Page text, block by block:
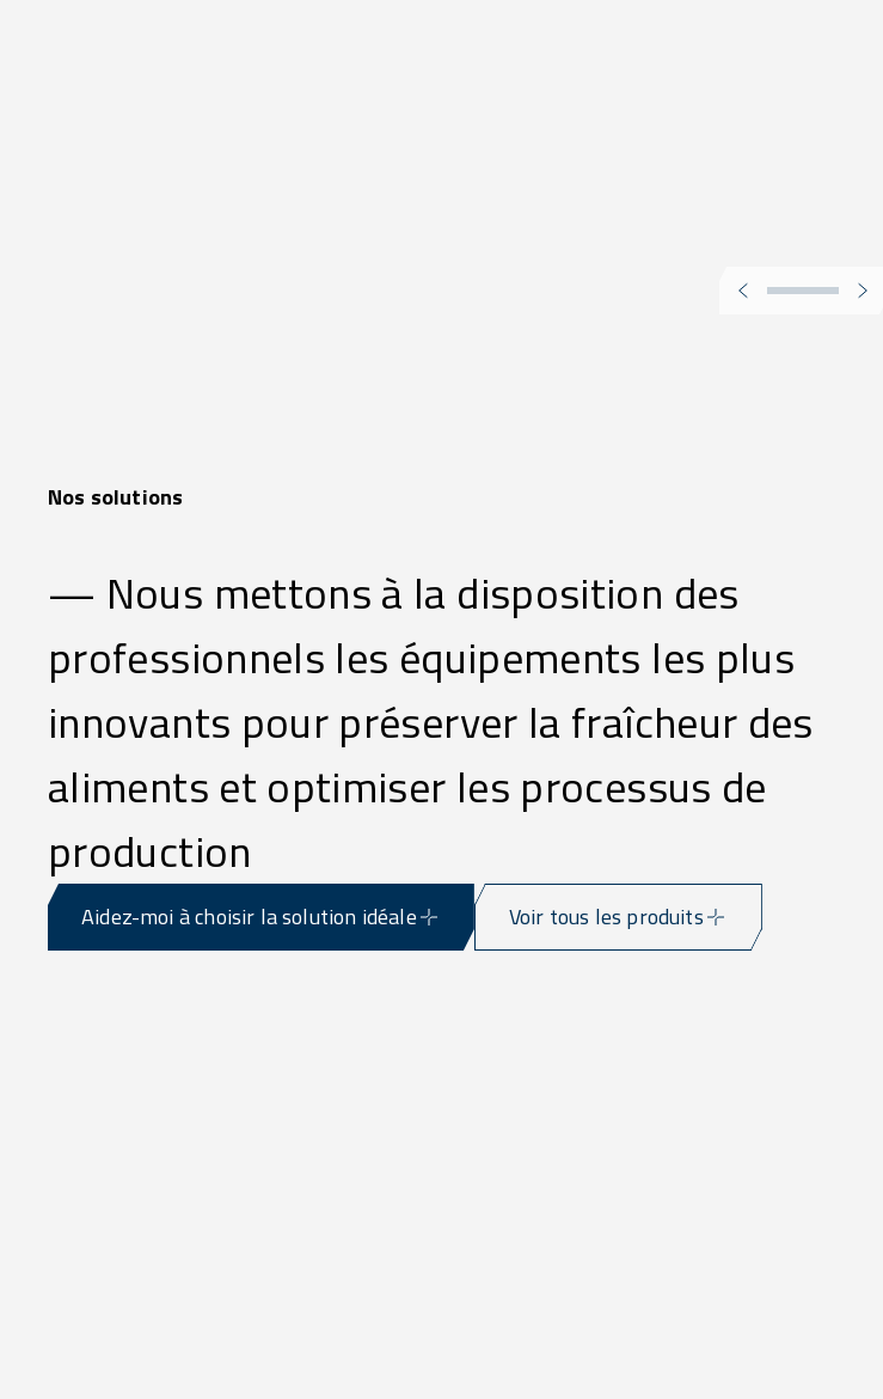
Nos solutions
— Nous mettons à la disposition des
professionnels les équipements les plus
innovants pour préserver la fraîcheur des
aliments et optimiser les processus de
production
Aidez-moi à choisir la solution idéale Voir tous les produits